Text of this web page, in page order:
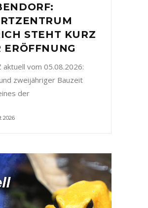
STEHT KURZ
ERÖFFNUNG
aktuell vom 05.08.2026:
zweijähriger Bauzeit
der
2026